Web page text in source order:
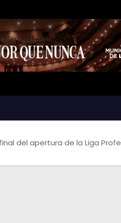
del apertura de la Liga